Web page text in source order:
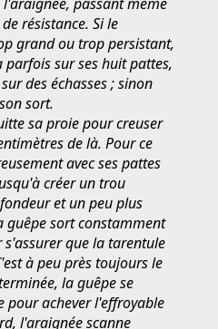
résistance. Si le
grand ou trop persistant,
sur ses huit pattes,
des échasses ; sinon
sort.
sa proie pour creuser
de là. Pour ce
avec ses pattes
créer un trou
et un peu plus
guêpe sort constamment
que la tarentule
à peu près toujours le
la guêpe se
pour achever l'effroyable
l'araignée scanne